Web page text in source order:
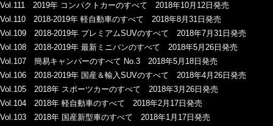
Vol.111 2019年 コンパクトカーのすべて 2018年10月12日発売
Vol.110 2018-2019年 軽自動車のすべて 2018年8月31日発売
Vol.109 2018-2019年 プレミアムSUVのすべて 2018年7月31日発売
Vol.108 2018-2019年 最新ミニバンのすべて 2018年5月26日発売
Vol.107 簡易キャンパーのすべて No.3 2018年5月18日発売
Vol.106 2018-2019年 国産＆輸入SUVのすべて 2018年4月26日発売
Vol.105 2018年 スポーツカーのすべて 2018年3月26日発売
Vol.104 2018年 軽自動車のすべて 2018年2月17日発売
Vol.103 2018年 国産新型車のすべて 2018年1月17日発売